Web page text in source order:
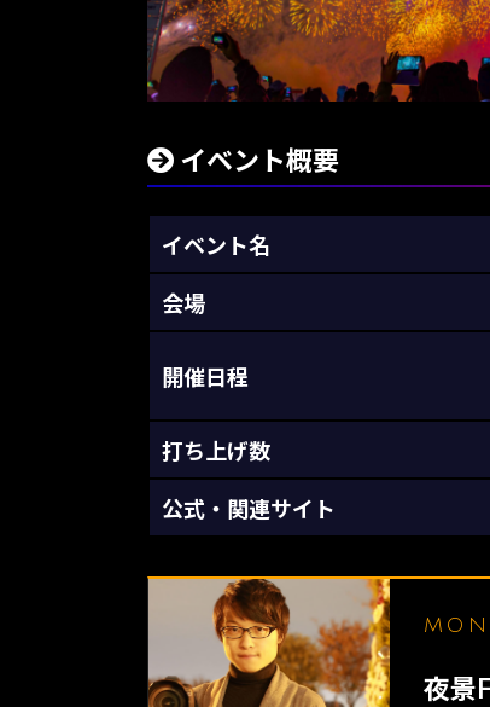
イベント概要
イベント名
会場
開催日程
打ち上げ数
公式・関連サイト
夜景